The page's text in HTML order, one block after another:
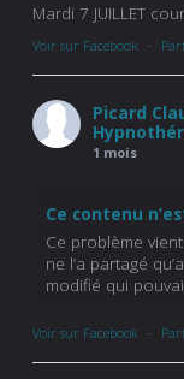
Mardi 7 JUILLET
Voir sur Facebook
·
Picard
1 mois
Ce contenu
Ce problème
ne l’a partagé
modifié qui
Voir sur Facebook ·